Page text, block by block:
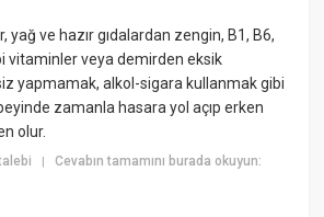
yağ ve hazır gıdalardan zengin, B1, B6,
vitaminler veya demirden eksik
yapmamak, alkol-sigara kullanmak gibi
zamanla hasara yol açıp erken
olur.
|Cevabın tamamını burada okuyun: